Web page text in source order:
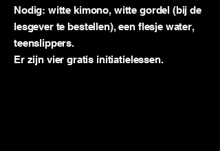
Nodig: witte kimono, witte gordel (bij de
lesgever te bestellen), een flesje water,
teenslippers.
Er zijn vier gratis initiatielessen.